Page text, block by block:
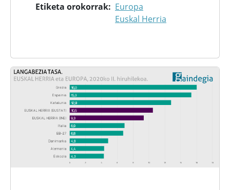
Etiketa orokorrak
Europa
Euskal Herria